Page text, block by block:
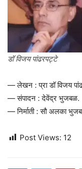
डॉ विजय पांढरपट्टे
— लेखन : प्रा डॉ विजय
— संपादन : देवेंद्र भुजबळ.
— निर्माती : सौ अलका
Post Views: 12